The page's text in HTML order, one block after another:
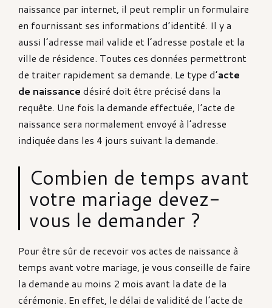
naissance par internet, il peut remplir un formulaire
en fournissant ses informations d’identité. Il y a
aussi l’adresse mail valide et l’adresse postale et la
ville de résidence. Toutes ces données permettront
de traiter rapidement sa demande. Le type d’acte
de naissance désiré doit être précisé dans la
requête. Une fois la demande effectuée, l’acte de
naissance sera normalement envoyé à l’adresse
indiquée dans les 4 jours suivant la demande.
Combien de temps avant
votre mariage devez-
vous le demander ?
Pour être sûr de recevoir vos actes de naissance à
temps avant votre mariage, je vous conseille de faire
la demande au moins 2 mois avant la date de la
cérémonie. En effet, le délai de validité de l’acte de